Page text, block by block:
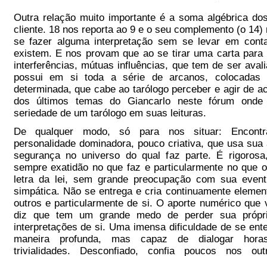
Outra relação muito importante é a soma algébrica
cliente. 18 nos reporta ao 9 e o seu complemento (o
se fazer alguma interpretação sem se levar em
existem. E nos provam que ao se tirar uma carta para
interferências, mútuas influências, que tem de ser
possui em si toda a série de arcanos, colocadas
determinada, que cabe ao tarólogo perceber e agir de
dos últimos temas do Giancarlo neste fórum
seriedade de um tarólogo em suas leituras.
De qualquer modo, só para nos situar:
personalidade dominadora, pouco criativa, que usa
segurança no universo do qual faz parte. É
sempre exatidão no que faz e particularmente no que
letra da lei, sem grande preocupação com sua
simpática. Não se entrega e cria continuamente
outros e particularmente de si. O aporte numérico que
diz que tem um grande medo de perder sua
interpretações de si. Uma imensa dificuldade de se
maneira profunda, mas capaz de dialogar
trivialidades. Desconfiado, confia poucos nos